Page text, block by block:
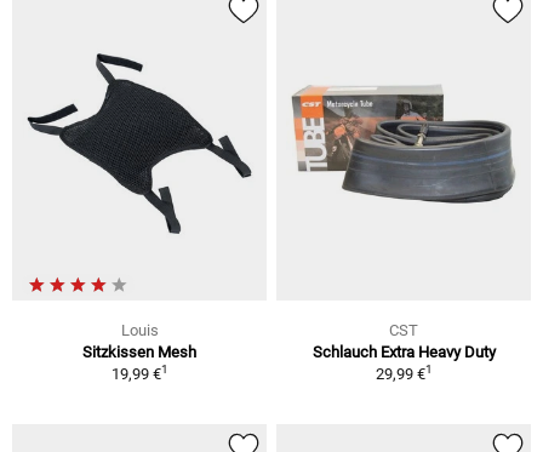
Louis
Sitzkissen Mesh
19,99 €1
CST
Schlauch Extra Heavy Duty
29,99 €1